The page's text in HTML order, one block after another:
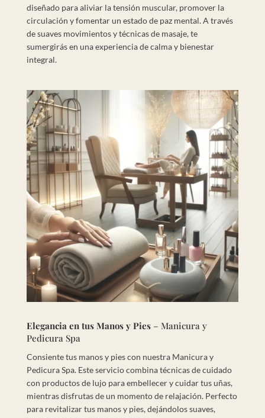
diseñado para aliviar la tensión muscular, promover la
circulación y fomentar un estado de paz mental. A través
de suaves movimientos y técnicas de masaje, te
sumergirás en una experiencia de calma y bienestar
integral.
Elegancia en tus Manos y Pies– Manicura y
Pedicura Spa
Consiente tus manos y pies con nuestra Manicura y
Pedicura Spa. Este servicio combina técnicas de cuidado
con productos de lujo para embellecer y cuidar tus uñas,
mientras disfrutas de un momento de relajación. Perfecto
para revitalizar tus manos y pies, dejándolos suaves,